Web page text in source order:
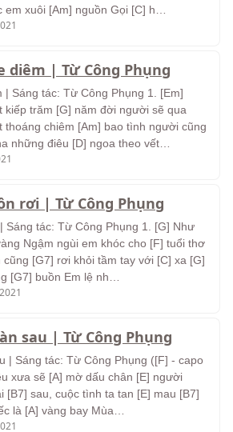
em xuôi [Am] nguồn Gọi [C] h…
diêm | Từ Công Phụng
| Sáng tác: Từ Công Phụng 1. [Em]
kiếp trăm [G] năm đời người sẽ qua
thoáng chiêm [Am] bao tình người cũng
những điêu [D] ngoa theo vết…
rơi | Từ Công Phụng
Sáng tác: Từ Công Phụng 1. [G] Như
Ngậm ngùi em khóc cho [F] tuổi thơ
[G7] rơi khỏi tầm tay với [C] xa [G]
[G7] buồn Em lệ nh…
sau | Từ Công Phụng
| Sáng tác: Từ Công Phụng ([F] - capo
xưa sẽ [A] mờ dấu chân [E] người
[B7] sau, cuộc tình ta tan [E] mau [B7]
là [A] vàng bay Mùa…